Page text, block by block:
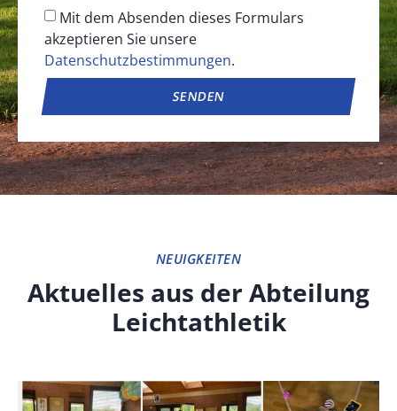
Mit dem Absenden dieses Formulars
akzeptieren Sie unsere
Datenschutzbestimmungen.
SENDEN
NEUIGKEITEN
Aktuelles aus der Abteilung
Leichtathletik